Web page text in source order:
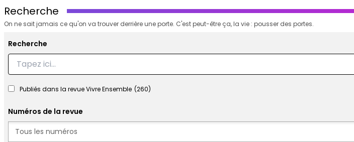
Recherche
On ne sait jamais ce qu'on va trouver derrière une porte. C'est peut-être ça, la vie : pousser des portes.
Recherche
Recherche
Publiés dans la revue Vivre Ensemble (260)
Numéros de la revue
Numéros